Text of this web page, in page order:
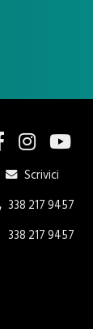
Scrivici
338 217 9457
338 217 9457